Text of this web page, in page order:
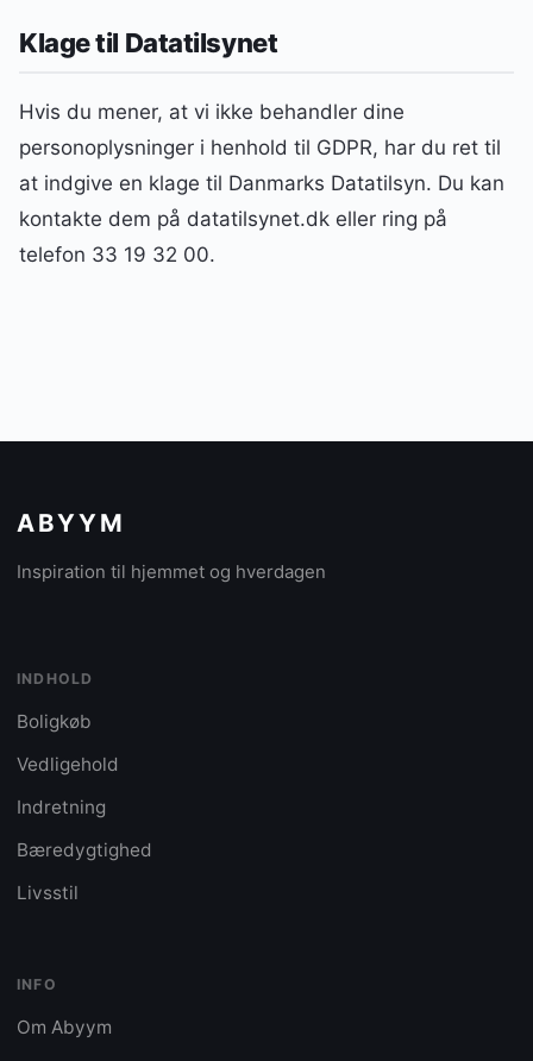
Klage til Datatilsynet
Hvis du mener, at vi ikke behandler dine
personoplysninger i henhold til GDPR, har du ret til
at indgive en klage til Danmarks Datatilsyn. Du kan
kontakte dem på datatilsynet.dk eller ring på
telefon 33 19 32 00.
ABYYM
Inspiration til hjemmet og hverdagen
INDHOLD
Boligkøb
Vedligehold
Indretning
Bæredygtighed
Livsstil
INFO
Om Abyym